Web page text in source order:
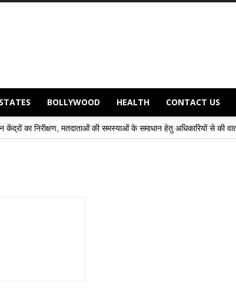
STATES BOLLYWOOD HEALTH CONTACT US
मतदाताओं की समस्याओं के समाधान हेतु अधिकारियों से की वार्ता – – डॉ.